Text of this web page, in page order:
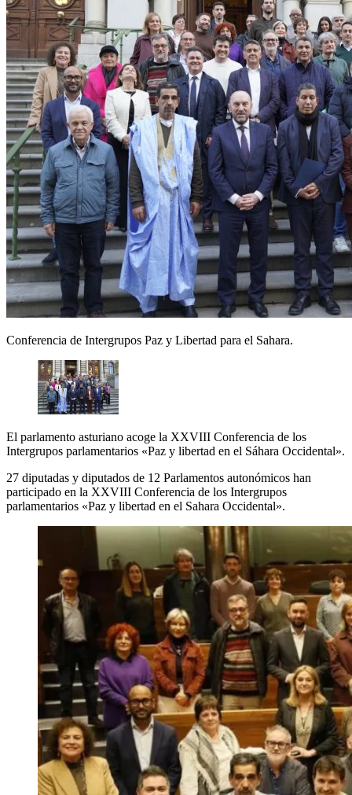
Conferencia de Intergrupos Paz y Libertad para el Sahara.
El parlamento asturiano acoge la XXVIII Conferencia de los
Intergrupos parlamentarios «Paz y libertad en el Sáhara Occidental».
27 diputadas y diputados de 12 Parlamentos autonómicos han
participado en la XXVIII Conferencia de los Intergrupos
parlamentarios «Paz y libertad en el Sahara Occidental».